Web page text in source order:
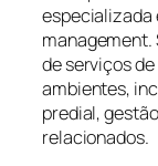
especializada
management.
de serviços
ambientes,
predial,
relacionados.